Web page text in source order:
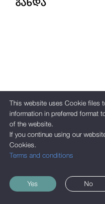
ᲒᲐᲮᲓᲐ
This website uses Cookie files
information in preferred format
of the website.
If you continue using our
Cookies.
Terms and conditions
Yes No